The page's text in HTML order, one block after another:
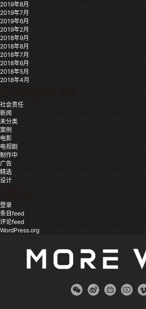
2019年8月
2019年7月
2019年6月
2019年2月
2018年9月
2018年8月
2018年7月
2018年6月
2018年5月
2018年4月
Categories
社会责任
新闻
未分类
案例
电影
电视剧
制作中
广告
精选
设计
登录
条目feed
评论feed
WordPress.org